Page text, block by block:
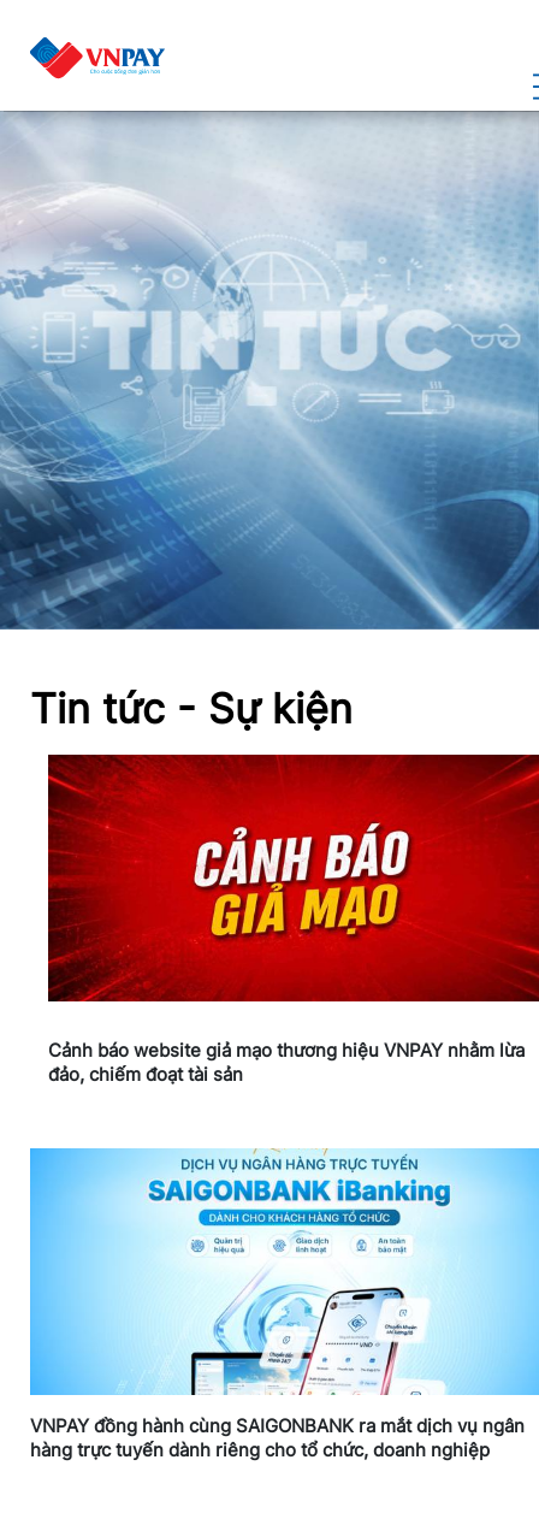
Tin tức - Sự kiện
Cảnh báo website giả mạo thương hiệu VNPAY nhằm lừa
đảo, chiếm đoạt tài sản
VNPAY đồng hành cùng SAIGONBANK ra mắt dịch vụ ngân
hàng trực tuyến dành riêng cho tổ chức, doanh nghiệp